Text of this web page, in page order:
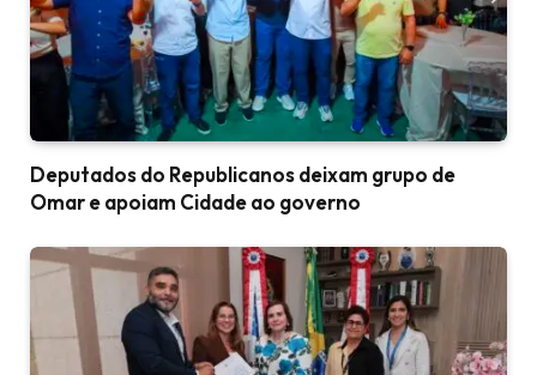
Deputados do Republicanos deixam grupo de
Omar e apoiam Cidade ao governo